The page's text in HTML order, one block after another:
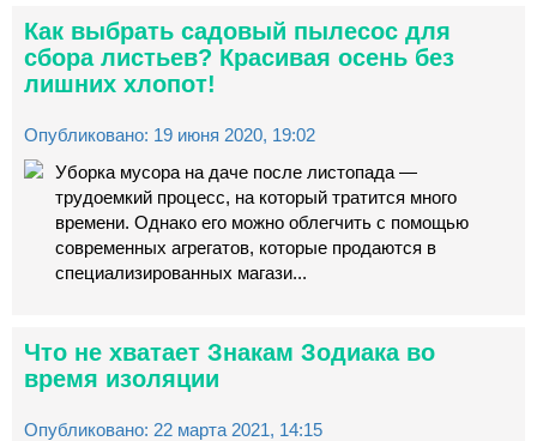
Как выбрать садовый пылесос для
сбора листьев? Красивая осень без
лишних хлопот!
Опубликовано: 19 июня 2020, 19:02
Уборка мусора на даче после листопада —
трудоемкий процесс, на который тратится много
времени. Однако его можно облегчить с помощью
современных агрегатов, которые продаются в
специализированных магази...
Что не хватает Знакам Зодиака во
время изоляции
Опубликовано: 22 марта 2021, 14:15